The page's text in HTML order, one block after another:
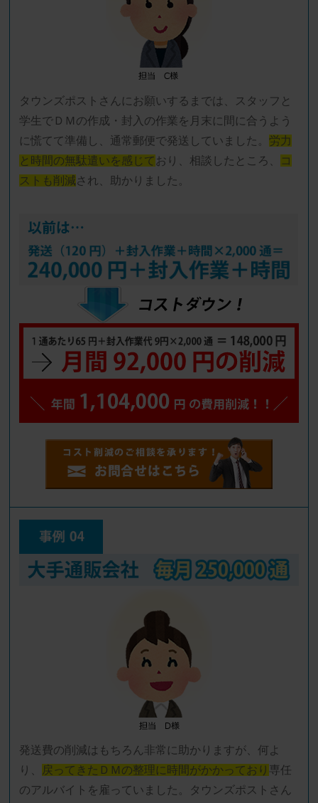
タウンズポストさんにお願いするまでは、スタッフと
学生でＤＭの作成・封入の作業を月末に間に合うよう
に慌てて準備し、通常郵便で発送していました。 労力
と時間の無駄遣いを感じて おり、相談したところ、
コ
ストも削減され、助かりました。
発送費の削減はもちろん非常に助かりますが、何よ
り、
戻ってきたＤＭの整理に時間がかかっており 専任
のアルバイトを雇っていました。タウンズポストさん